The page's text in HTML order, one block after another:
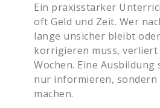
Ein praxisstarker
oft Geld und Zeit. Wer
lange unsicher bleibt
korrigieren muss,
Wochen. Eine Ausbildung
nur informieren,
machen.